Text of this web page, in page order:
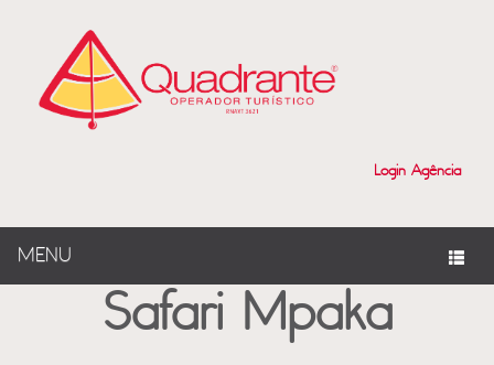
Login Agência
MENU
Safari Mpaka